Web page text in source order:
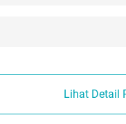
Lihat Detail